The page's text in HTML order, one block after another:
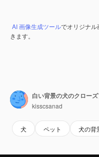
AI 画像生成ツールでオリジナル
きます。
白い背景の犬のクロー
kisscsanad
犬 ペット 犬の背